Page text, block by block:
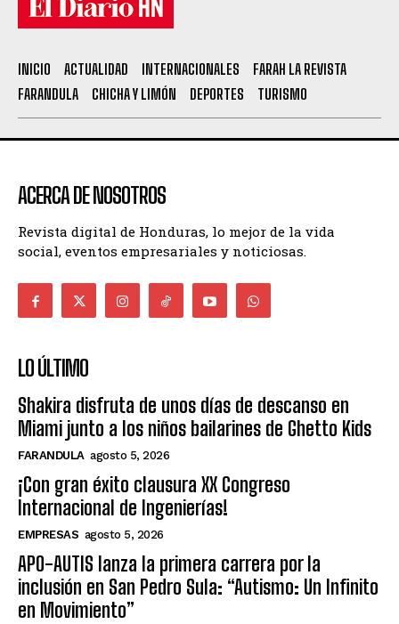
INICIO ACTUALIDAD INTERNACIONALES
FARAH LA REVISTA
FARANDULA
CHICHA Y LIMÓN DEPORTES TURISMO
ACERCA DE NOSOTROS
Revista digital de Honduras, lo mejor de la vida
social, eventos empresariales y noticiosas.
LO ÚLTIMO
Shakira disfruta de unos días de descanso en
Miami junto a los niños bailarines de Ghetto Kids
FARANDULA agosto 5, 2026
¡Con gran éxito clausura XX Congreso
Internacional de Ingenierías!
EMPRESAS agosto 5, 2026
APO-AUTIS lanza la primera carrera por la
inclusión en San Pedro Sula: “Autismo: Un Infinito
en Movimiento”